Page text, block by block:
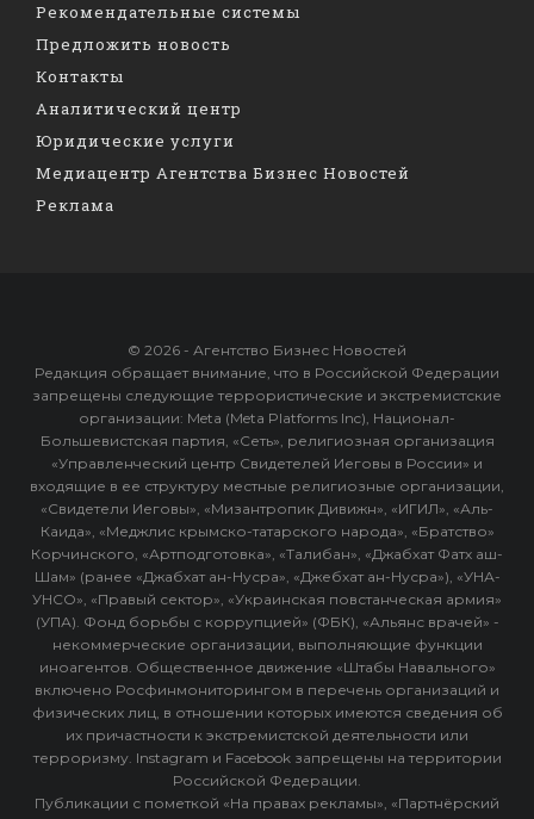
Рекомендательные системы
Предложить новость
Контакты
Аналитический центр
Юридические услуги
Медиацентр Агентства Бизнес Новостей
Реклама
© 2026 - Агентство Бизнес Новостей
Редакция обращает внимание, что в Российской Федерации
запрещены следующие террористические и экстремистские
организации: Meta (Meta Platforms Inc), Национал-
Большевистская партия, «Сеть», религиозная организация
«Управленческий центр Свидетелей Иеговы в России» и
входящие в ее структуру местные религиозные организации,
«Свидетели Иеговы», «Мизантропик Дивижн», «ИГИЛ», «Аль-
Каида», «Меджлис крымско-татарского народа», «Братство»
Корчинского, «Артподготовка», «Талибан», «Джабхат Фатх аш-
Шам» (ранее «Джабхат ан-Нусра», «Джебхат ан-Нусра»), «УНА-
УНСО», «Правый сектор», «Украинская повстанческая армия»
(УПА). Фонд борьбы с коррупцией» (ФБК), «Альянс врачей» -
некоммерческие организации, выполняющие функции
иноагентов. Общественное движение «Штабы Навального»
включено Росфинмониторингом в перечень организаций и
физических лиц, в отношении которых имеются сведения об
их причастности к экстремистской деятельности или
терроризму. Instagram и Facebook запрещены на территории
Российской Федерации.
Публикации с пометкой «На правах рекламы», «Партнёрский